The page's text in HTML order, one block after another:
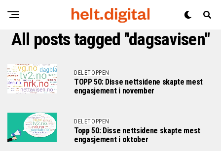
All posts tagged "dagsavisen"
DELETOPPEN
TOPP 50: Disse nettsidene skapte mest
engasjement i november
DELETOPPEN
Topp 50: Disse nettsidene skapte mest
engasjement i oktober